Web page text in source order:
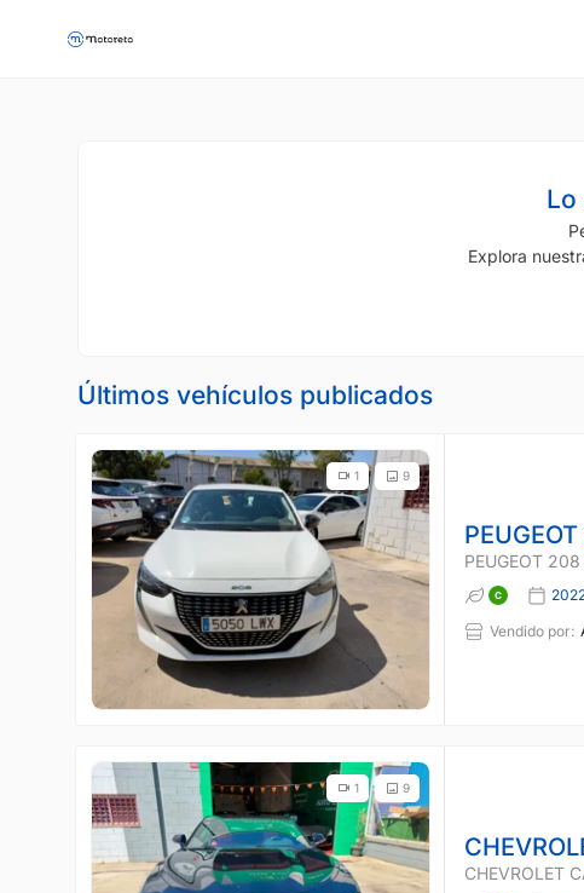
Lo
Explora
Últimos vehículos publicados
9
1
PEUGEOT
Vendido por:
9
1
CHEVROLET